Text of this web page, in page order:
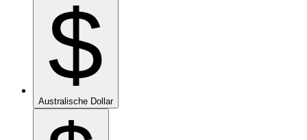
$
Australische Dollar